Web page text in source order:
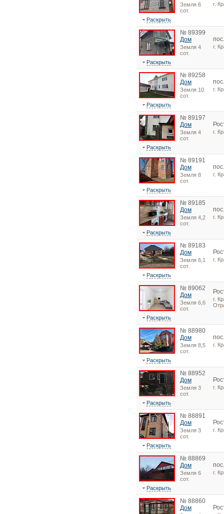
Земля 6
сот.
г.
Раскрыть
№ 89399
Дом
Земля 4
сот.
г.
Раскрыть
№ 89258
Дом
Земля 10
сот.
г.
Раскрыть
№ 89197
Дом
Земля 4
сот.
г.
Раскрыть
№ 89191
Дом
Земля 8
сот.
г.
Раскрыть
№ 89185
Дом
Земля 4,2
сот.
г.
Раскрыть
№ 89183
Дом
Земля 6,1
сот.
г.
Раскрыть
№ 89062
Дом
Земля 6,6
сот.
г.
Раскрыть
№ 88980
Дом
Земля 8,5
сот.
г.
Раскрыть
№ 88952
Дом
Земля 3
сот.
г.
Раскрыть
№ 88891
Дом
Земля 3
сот.
г.
Раскрыть
№ 88869
Дом
Земля 6
сот.
г.
Раскрыть
№ 88860
Дом